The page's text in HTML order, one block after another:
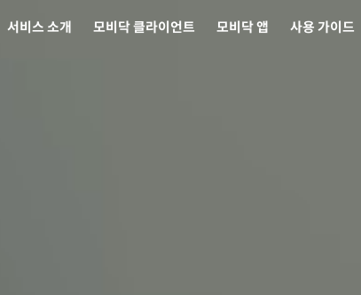
서비스 소개 모비닥 클라이언트 모비닥 앱 사용 가이드